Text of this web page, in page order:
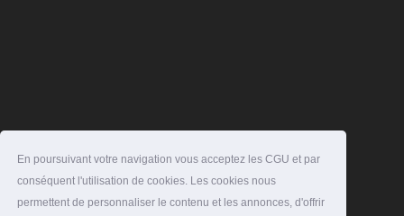
En poursuivant votre navigation vous acceptez les CGU et par
conséquent l'utilisation de cookies. Les cookies nous
permettent de personnaliser le contenu et les annonces, d'offrir